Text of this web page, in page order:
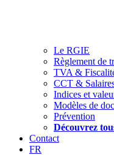
Le RGIE
Règlement de
TVA &
CCT &
Indices et
Modèles de
Prévention
Découvrez
Contact
FR